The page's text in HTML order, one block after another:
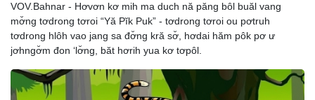
VOV.Bahnar - Hơvơn kơ mih ma duch nă păng bôl buăl vang
mơ̆ng tơdrong tơroi “Yă Pĭk Puk” - tơdrong tơroi ou pơtruh
tơdrong hlôh vao jang sa đơ̆ng kră sơ̆, hơdai hăm pôk pơ ư
jơhngơ̆m đon ‘lơ̆ng, băt hơrih yua kơ tơpôl.